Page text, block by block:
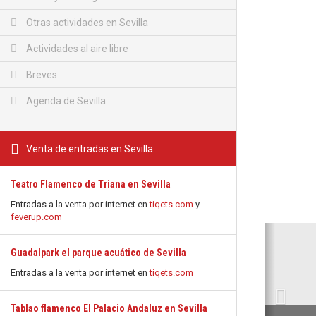
Otras actividades en Sevilla
Actividades al aire libre
Breves
Agenda de Sevilla
Venta de entradas en Sevilla
Teatro Flamenco de Triana en Sevilla
Entradas a la venta por internet entiqets.com y
feverup.com
Guadalpark el parque acuático de Sevilla
Entradas a la venta por internet entiqets.com
Tablao flamenco El Palacio Andaluz en Sevilla